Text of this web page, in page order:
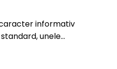
unele